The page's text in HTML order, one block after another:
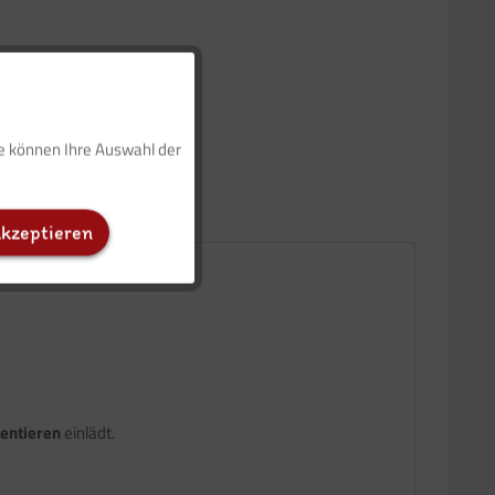
einlädt.
Inaktiv
können Ihre Auswahl der